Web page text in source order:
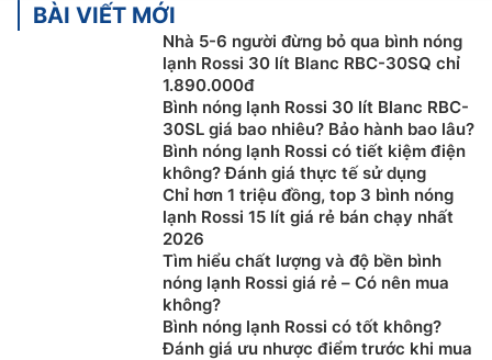
BÀI VIẾT MỚI
Nhà 5-6 người đừng bỏ qua bình nóng
lạnh Rossi 30 lít Blanc RBC-30SQ chỉ
1.890.000đ
Bình nóng lạnh Rossi 30 lít Blanc RBC-
30SL giá bao nhiêu? Bảo hành bao lâu?
Bình nóng lạnh Rossi có tiết kiệm điện
không? Đánh giá thực tế sử dụng
Chỉ hơn 1 triệu đồng, top 3 bình nóng
lạnh Rossi 15 lít giá rẻ bán chạy nhất
2026
Tìm hiểu chất lượng và độ bền bình
nóng lạnh Rossi giá rẻ – Có nên mua
không?
Bình nóng lạnh Rossi có tốt không?
Đánh giá ưu nhược điểm trước khi mua